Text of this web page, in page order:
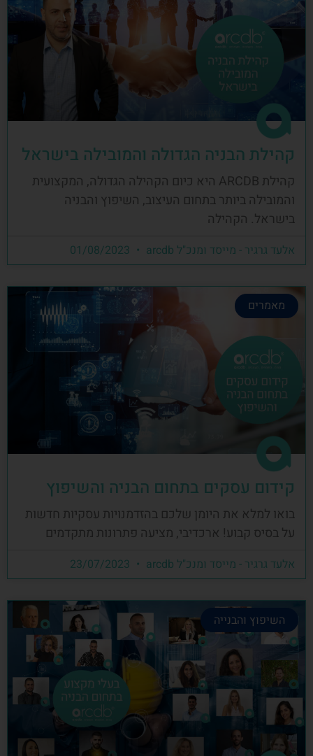
קהילת הבניה הגדולה והמובילה בישראל
קהילת ARCDB היא כיום הקהילה הגדולה, המקצועית
והמובילה ביותר בתחום העיצוב, השיפוץ והבניה
בישראל. הקהילה
אלעד גרגיר - מייסד ומנכ"ל arcdb
מאמרים
קידום עסקים בתחום הבניה והשיפוץ
בואו למלא את היומן שלכם בהזדמנויות עסקיות חדשות
על בסיס קבוע! ארכדיבי, מציעה פתרונות מתקדמים
אלעד גרגיר - מייסד ומנכ"ל arcdb
השיפוץ והבנייה